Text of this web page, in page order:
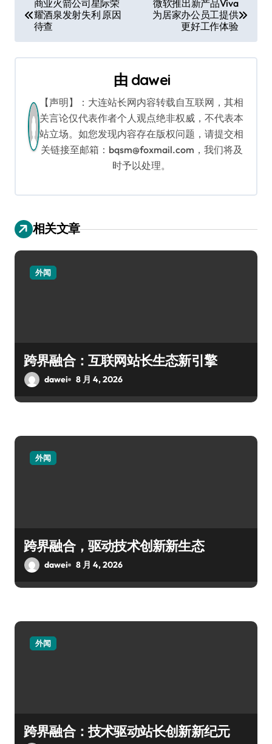
章
导
商业火箭公司星际荣
耀酒泉发射失利 原因
待查
微软推出新产品Viva
为居家办公员工提供
更好工作体验
由 dawei
【声明】：大连站长网内容转载自互联网，其相
关言论仅代表作者个人观点绝非权威，不代表本
站立场。如您发现内容存在版权问题，请提交相
关链接至邮箱：bqsm@foxmail.com，我们将及
时予以处理。
相关文章
外闻
跨界融合：互联网站长生态新引擎
dawei 8 月 4, 2026
外闻
跨界融合，驱动技术创新新生态
dawei 8 月 4, 2026
外闻
跨界融合：技术驱动站长创新新纪元